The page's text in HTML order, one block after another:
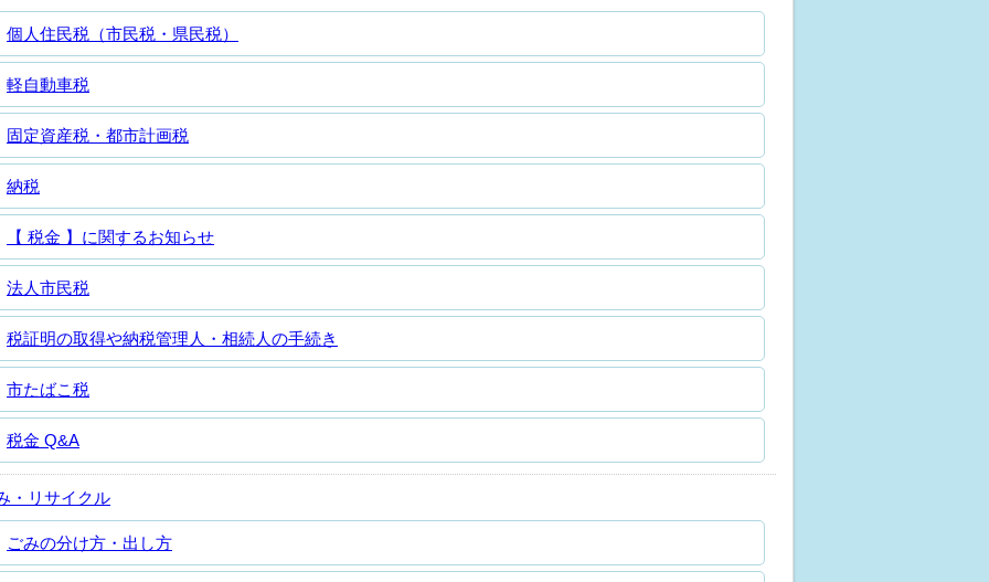
個人住民税（市民税・県民税）
軽自動車税
固定資産税・都市計画税
納税
【 税金 】に関するお知らせ
法人市民税
税証明の取得や納税管理人・相続人の手続き
市たばこ税
税金 Q&A
・リサイクル
ごみの分け方・出し方